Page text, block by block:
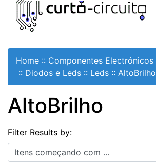
Home :: Componentes Electrónicos
:: Diodos e Leds :: Leds :: AltoBrilho
AltoBrilho
Filter Results by:
Itens começando com ...